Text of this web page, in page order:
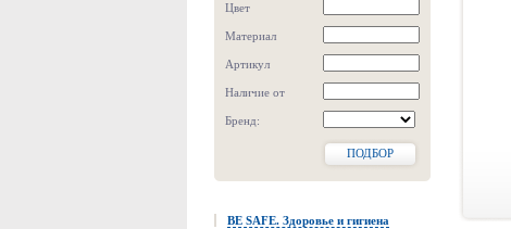
Цвет
Материал
Артикул
Наличие от
Бренд:
ПОДБОР
BE SAFE. Здоровье и гигиена